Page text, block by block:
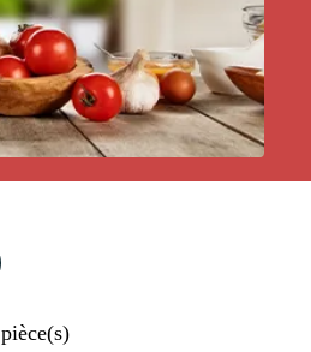
pièce(s)